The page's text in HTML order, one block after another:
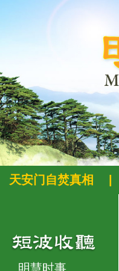
天安门自焚真相
明慧时事